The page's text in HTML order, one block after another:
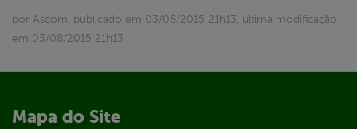
por Ascom, publicado em 03/08/2015 21h13, última modificação
em 03/08/2015 21h13
Mapa do Site